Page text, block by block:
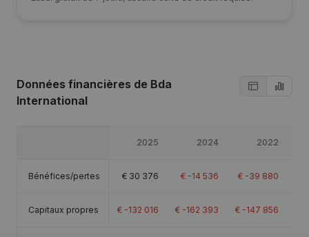
Données financières de Bda
International
2025 2024 2022
Bénéfices/pertes € 30 376 € -14 536 € -39 880
Capitaux propres € -132 016 € -162 393 € -147 856